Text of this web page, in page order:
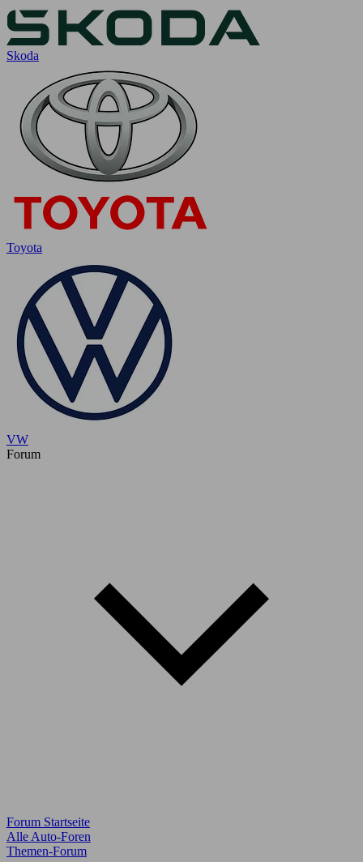
Skoda
Toyota
VW
Forum
Forum Startseite
Alle Auto-Foren
Themen-Forum